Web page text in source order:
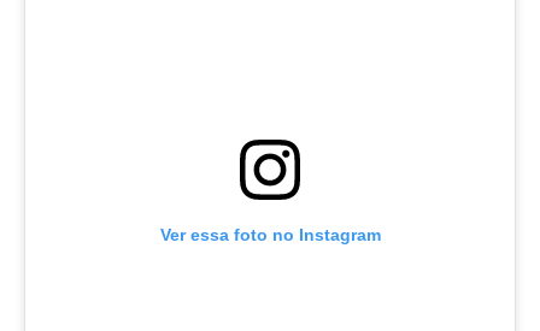
Ver essa foto no Instagram